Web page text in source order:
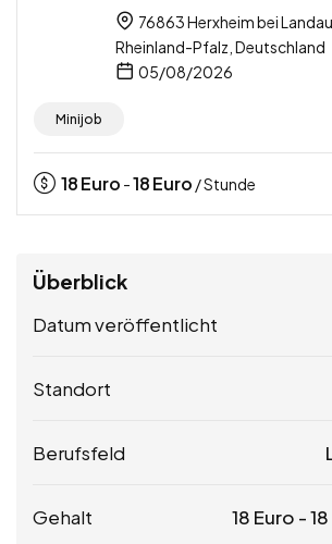
76863 Herxheim bei
Rheinland-Pfalz, Deutschland
05/08/2026
Minijob
18Euro -18Euro / Stunde
Überblick
Datum veröffentlicht
Standort
Berufsfeld
Gehalt 18 Euro -18